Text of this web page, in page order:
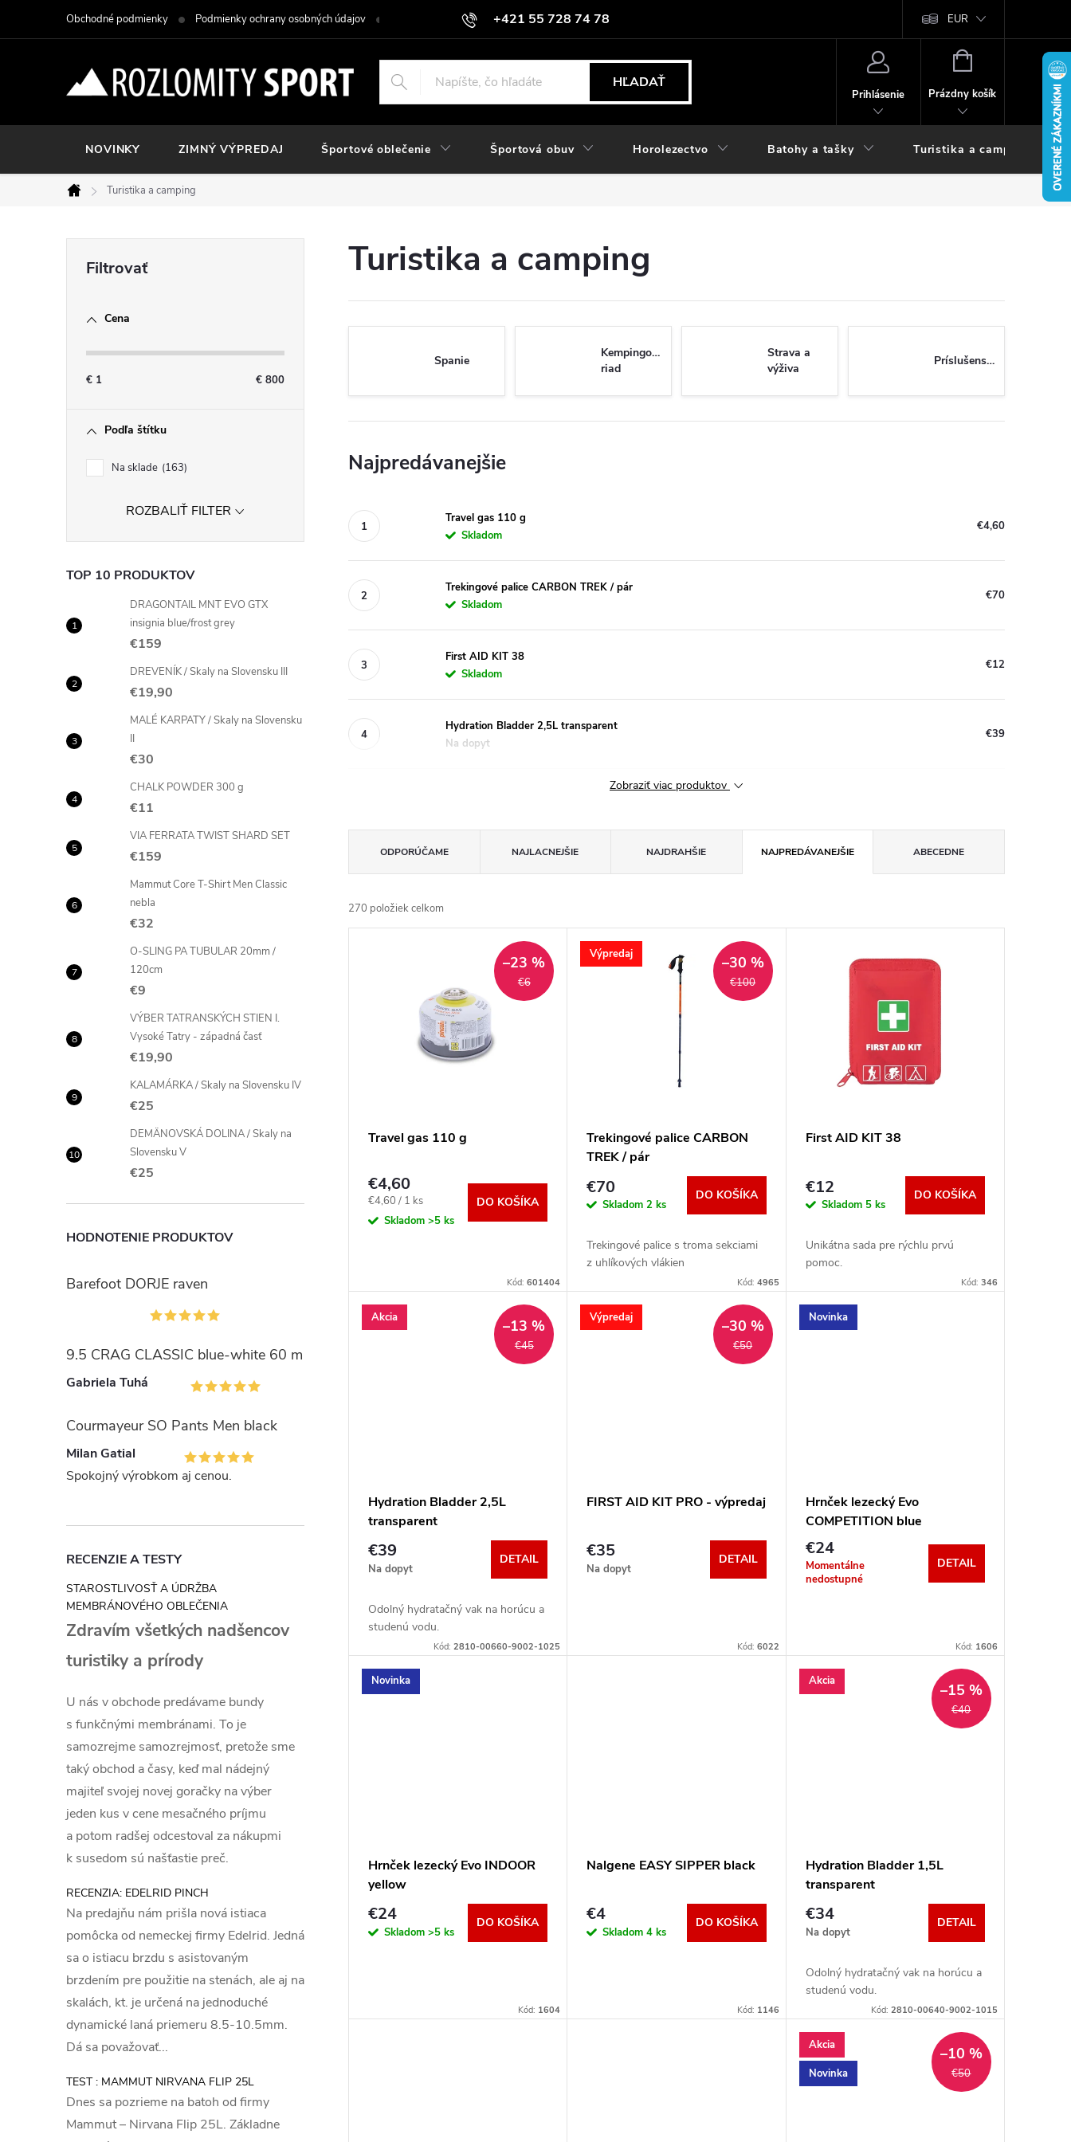
+421 55 728 74 78
objednavky@rozlomitysport.sk
Obchodné podmienky Podmienky ochrany osobných údajov Kontakt Hodnotenie obchodu EUR
HĽADAŤ
Prihlásenie
NÁKUPNÝ
Prázdny košík
NOVINKY ZIMNÝ VÝPREDAJ Športové oblečenie Športová obuv Horolezectvo Batohy a tašky Turistika a camping
Domov
Turistika a camping
n
e
l
Cena
€ 1 € 800
Podľa štítku
Na sklade 163
ROZBALIŤ FILTER
TOP 10 PRODUKTOV
DRAGONTAIL MNT EVO GTX
insignia blue/frost grey
€159
DREVENÍK / Skaly na Slovensku III
€19,90
MALÉ KARPATY / Skaly na Slovensku
II
€30
CHALK POWDER 300 g
€11
VIA FERRATA TWIST SHARD SET
€159
Mammut Core T-Shirt Men Classic
nebla
€32
O-SLING PA TUBULAR 20mm /
120cm
€9
VÝBER TATRANSKÝCH STIEN I.
Vysoké Tatry - západná časť
€19,90
KALAMÁRKA / Skaly na Slovensku IV
€25
DEMÄNOVSKÁ DOLINA / Skaly na
Slovensku V
€25
HODNOTENIE PRODUKTOV
Barefoot DORJE raven
9.5 CRAG CLASSIC blue-white 60 m
Gabriela Tuhá
Courmayeur SO Pants Men black
Milan Gatial
Spokojný výrobkom aj cenou.
RECENZIE A TESTY
STAROSTLIVOSŤ A ÚDRŽBA
MEMBRÁNOVÉHO OBLEČENIA
Zdravím všetkých nadšencov
turistiky a prírody
U nás v obchode predávame bundy
s funkčnými membránami. To je
samozrejme samozrejmosť, pretože sme
taký obchod a časy, keď mal nádejný
majiteľ svojej novej goračky na výber
jeden kus v cene mesačného príjmu
a potom radšej odcestoval za nákupmi
k susedom sú našťastie preč.
RECENZIA: EDELRID PINCH
Na predajňu nám prišla nová istiaca
pomôcka od nemeckej firmy Edelrid. Jedná
sa o istiacu brzdu s asistovaným
brzdením pre použitie na stenách, ale aj na
skalách, kt. je určená na jednoduché
dynamické laná priemeru 8.5-10.5mm.
Dá sa považovať...
TEST : MAMMUT NIRVANA FLIP 25L
Dnes sa pozrieme na batoh od firmy
Mammut – Nirvana Flip 25L. Základne
Turistika a camping
Spanie
Kempingový
riad
Strava a
výživa
Príslušenstvo
Najpredávanejšie
Travel gas 110 g
Skladom
€4,60
Trekingové palice CARBON TREK / pár
Skladom
€70
First AID KIT 38
Skladom
€12
Hydration Bladder 2,5L transparent
Na dopyt
€39
Zobraziť viac produktov
a
d
u
k
ODPORÚČAME NAJLACNEJŠIE NAJDRAHŠIE NAJPREDÁVANEJŠIE ABECEDNE
270 položiek celkom
u
k
€6
–23 %
Travel gas 110 g
€4,60
Jednotková
cena:
€4,60 / 1 ks
Skladom >5 ks
DO KOŠÍKA
Kód:601404
Výpredaj
€100
–30 %
Trekingové palice CARBON
TREK / pár
€70
Skladom2 ks
DO KOŠÍKA
Trekingové palice s troma sekciami
z uhlíkových vlákien
Kód: 4965
First AID KIT 38
€12
Skladom 5 ks
DO KOŠÍKA
Unikátna sada pre rýchlu prvú
pomoc.
Kód: 346
Akcia
€45
–13 %
Hydration Bladder 2,5L
transparent
€39
Na dopyt
DETAIL
Odolný hydratačný vak na horúcu a
studenú vodu.
Kód:2810-00660-9002-1025
Výpredaj
€50
–30 %
FIRST AID KIT PRO - výpredaj
€35
Na dopyt
DETAIL
Kód: 6022
Novinka
Hrnček lezecký Evo
COMPETITION blue
€24
Momentálne
nedostupné
DETAIL
Kód: 1606
Novinka
Hrnček lezecký Evo INDOOR
yellow
€24
Skladom >5 ks
DO KOŠÍKA
Kód: 1604
Nalgene EASY SIPPER black
€4
Skladom4 ks
DO KOŠÍKA
Kód: 1146
Akcia
€40
–15 %
Hydration Bladder 1,5L
transparent
€34
Na dopyt
DETAIL
Odolný hydratačný vak na horúcu a
studenú vodu.
Kód: 2810-00640-9002-1015
Akcia
Novinka
€50
–10 %